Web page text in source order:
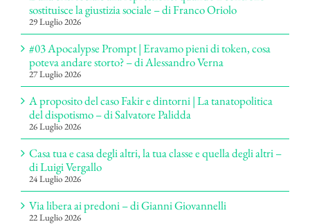
sostituisce la giustizia sociale – di Franco Oriolo
29 Luglio 2026
#03 Apocalypse Prompt | Eravamo pieni di token, cosa
poteva andare storto? – di Alessandro Verna
27 Luglio 2026
A proposito del caso Fakir e dintorni | La tanatopolitica
del dispotismo – di Salvatore Palidda
26 Luglio 2026
Casa tua e casa degli altri, la tua classe e quella degli altri –
di Luigi Vergallo
24 Luglio 2026
Via libera ai predoni – di Gianni Giovannelli
22 Luglio 2026